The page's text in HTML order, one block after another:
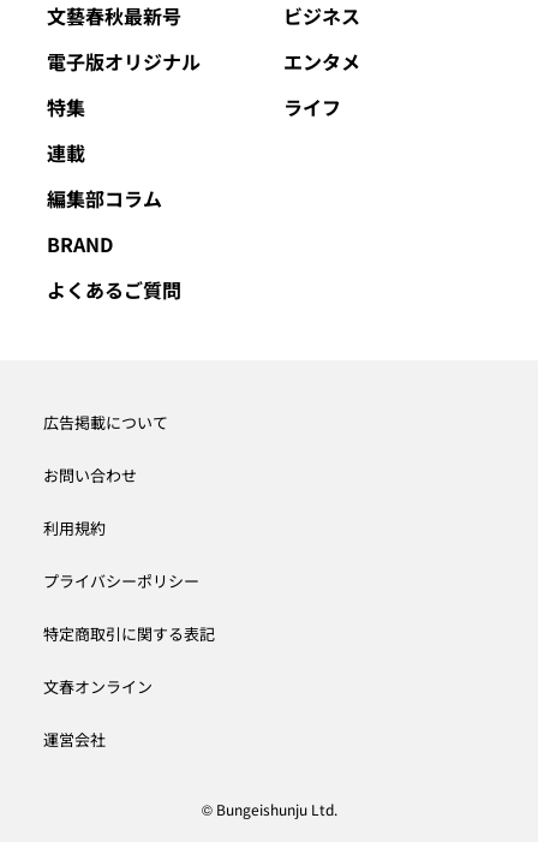
文藝春秋最新号
電子版オリジナル
特集
連載
編集部コラム
BRAND
よくあるご質問
ビジネス
エンタメ
ライフ
広告掲載について
お問い合わせ
利用規約
プライバシーポリシー
特定商取引に関する表記
文春オンライン
運営会社
© Bungeishunju Ltd.